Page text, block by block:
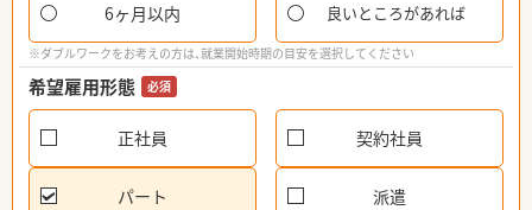
6ヶ月以内 良いところがあれば
※ダブルワークをお考えの方は、就業開始時期の目安を選択してください
希望雇用形態 必須
正社員 契約社員
パート 派遣